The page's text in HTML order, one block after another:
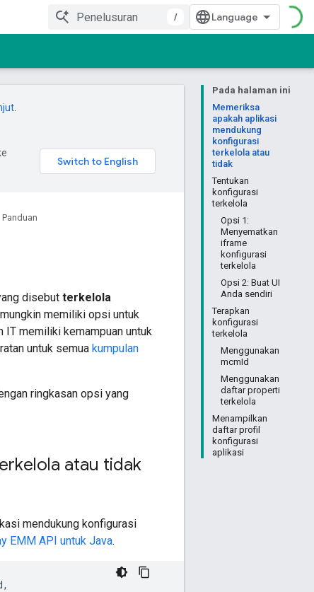
/
Pada halaman ini
Memeriksa
apakah aplikasi
mendukung
konfigurasi
terkelola atau
tidak
Tentukan
konfigurasi
terkelola
Opsi 1:
Menyematkan
iframe
konfigurasi
terkelola
Opsi 2: Buat UI
Anda sendiri
Terapkan
konfigurasi
terkelola
Menggunakan
mcmId
Menggunakan
daftar properti
terkelola
Menampilkan
daftar profil
konfigurasi
aplikasi
Panduan
disebut terkelola
memiliki opsi untuk
IT memiliki kemampuan untuk
untuk semua kumpulan
ringkasan opsi yang
atau tidak
mendukung konfigurasi
EMM API untuk Java.